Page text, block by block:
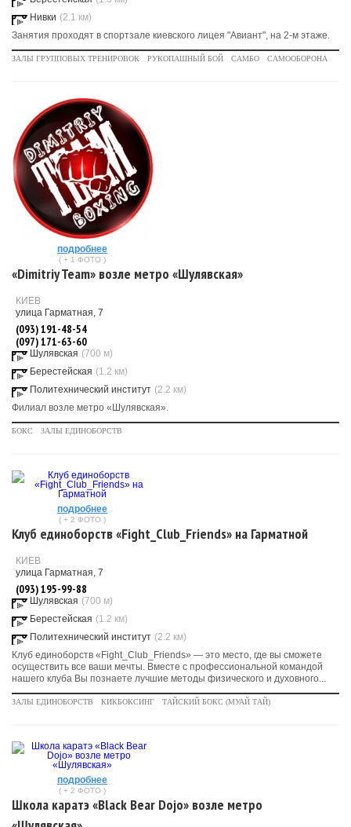
Нивки (2.1 км)
Занятия проходят в спортзале киевского лицея "Авиант", на 2-м этаже.
ЗАЛЫ ГРУППОВЫХ ТРЕНИРОВОК РУКОПАШНЫЙ БОЙ САМБО САМООБОРОНА
подробнее
( + 1 ФОТО )
«Dimitriy Team» возле метро «Шулявская»
КИЕВ
улица Гарматная, 7
(093) 191-48-54
(097) 171-63-60
Шулявская (700 м)
Берестейская (1.2 км)
Политехнический институт (2.2 км)
Филиал возле метро «Шулявская».
БОКС ЗАЛЫ ЕДИНОБОРСТВ
подробнее
( + 2 ФОТО )
Клуб единоборств «Fight_Club_Friends» на Гарматной
КИЕВ
улица Гарматная, 7
(093) 195-99-88
Шулявская (700 м)
Берестейская (1.2 км)
Политехнический институт (2.2 км)
Клуб единоборств «Fight_Club_Friends» — это место, где вы сможете
осуществить все ваши мечты. Вместе с профессиональной командой
нашего клуба Вы познаете лучшие методы физического и духовного...
ЗАЛЫ ЕДИНОБОРСТВ КИКБОКСИНГ ТАЙСКИЙ БОКС (МУАЙ ТАЙ)
подробнее
( + 2 ФОТО )
Школа каратэ «Black Bear Dojo» возле метро